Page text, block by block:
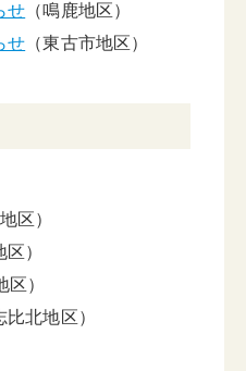
せ （鳴鹿地区）
せ （東古市地区）
区）
区）
区）
比北地区）